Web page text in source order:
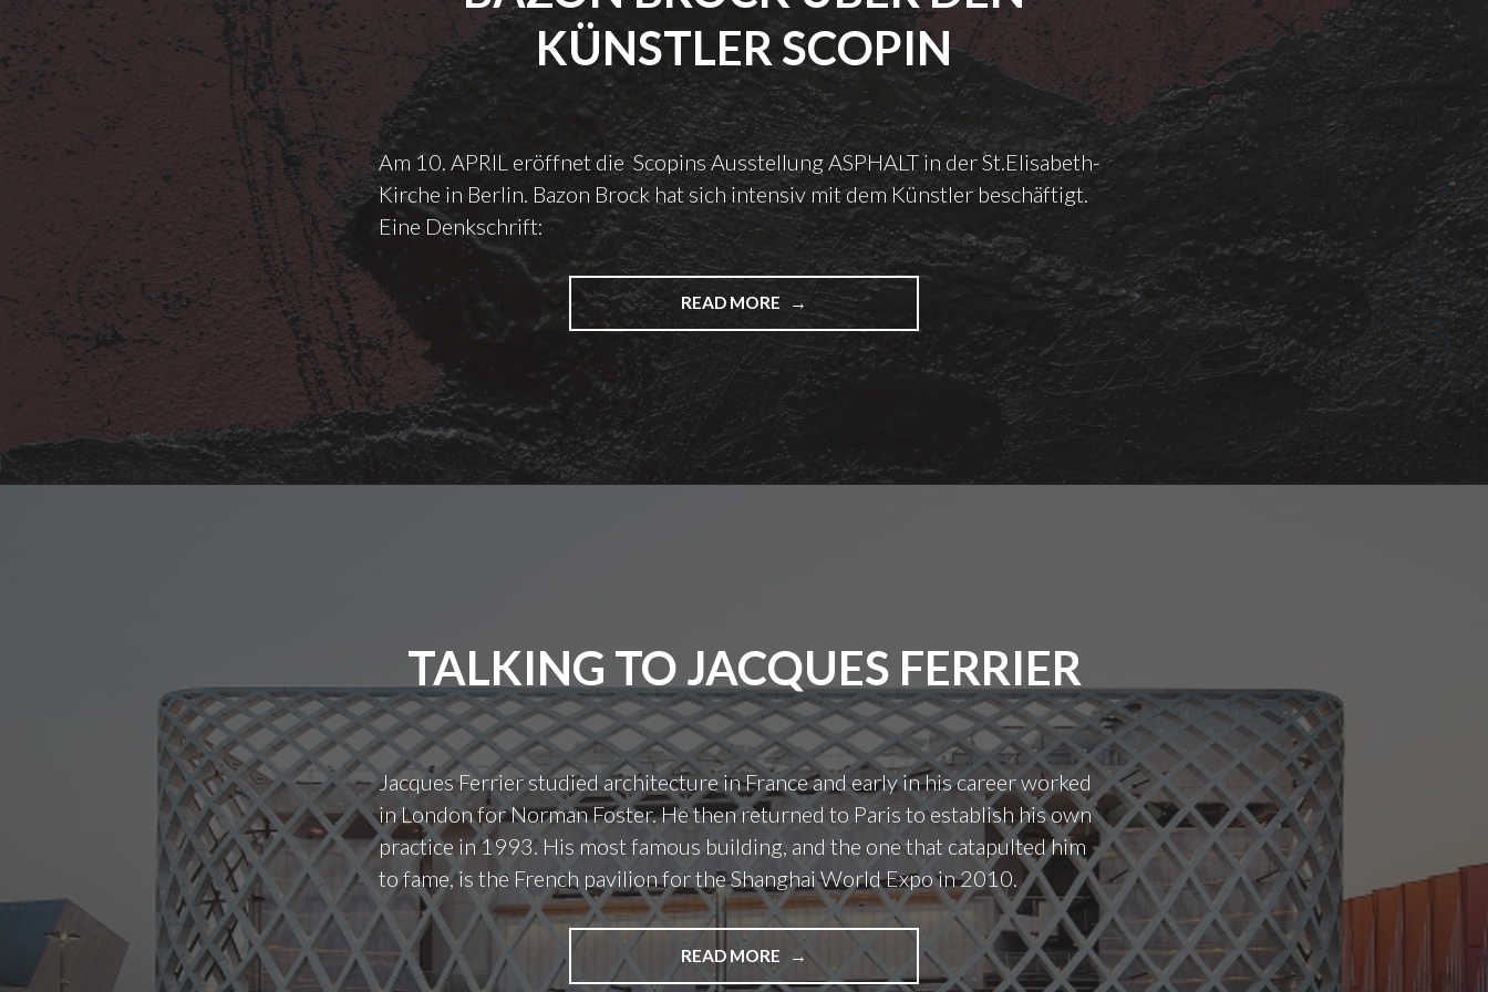
T
E
V
I
E
W
"
N
T
E
R
V
I
E
W
Z
I
R
E
F
A
N
A
B
L
U
M
I
G
E
N
S
KÜNSTLER SCOPIN
Am 10. APRIL eröffnet die Scopins Ausstellung ASPHALT in der St.Elisabeth-
Kirche in Berlin. Bazon Brock hat sich intensiv mit dem Künstler beschäftigt.
Eine Denkschrift:
READ MORE"
B
O
N
B
R
R
D
E
N
K
Ü
N
T
L
E
S
TALKING TO JACQUES FERRIER
Jacques Ferrier studied architecture in France and early in his career worked
in London for Norman Foster. He then returned to Paris to establish his own
practice in 1993. His most famous building, and the one that catapulted him
to fame, is the French pavilion for the Shanghai World Expo in 2010.
READ MORE
T